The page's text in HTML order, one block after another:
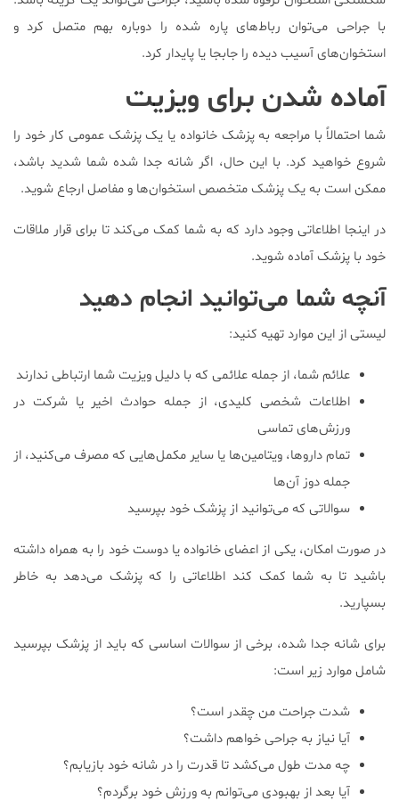
با جراحی می‌توان رباط‌های پاره شده را دوباره بهم متصل کرد و
استخوان‌های آسیب دیده را جابجا یا پایدار کرد.
آماده شدن برای ویزیت
شما احتمالاً با مراجعه به پزشک خانواده یا یک پزشک عمومی کار خود را
شروع خواهید کرد. با این حال‌، اگر شانه جدا شده شما شدید باشد‌،
ممکن است به یک پزشک متخصص استخوان‌ها و مفاصل ارجاع شوید.
در اینجا اطلاعاتی وجود دارد که به شما کمک می‌کند تا برای قرار ملاقات
خود با پزشک آماده شوید.
آنچه شما می‌توانید انجام دهید
لیستی از این موارد تهیه کنید:
علائم شما‌، از جمله علائمی که با دلیل ویزیت شما ارتباطی ندارند
اطلاعات شخصی کلیدی‌، از جمله حوادث اخیر یا شرکت در
ورزش‌های تماسی
تمام داروها‌، ویتامین‌ها یا سایر مکمل‌هایی که مصرف می‌کنید‌، از
جمله دوز آن‌ها
سوالاتی که می‌توانید از پزشک خود بپرسید
در صورت امکان‌، یکی از اعضای خانواده یا دوست خود را به همراه داشته
باشید تا به شما کمک کند اطلاعاتی را که پزشک می‌دهد به خاطر
بسپارید.
برای شانه جدا شده‌، برخی از سوالات اساسی که باید از پزشک بپرسید
شامل موارد زیر است:
شدت جراحت من چقدر است؟
آیا نیاز به جراحی خواهم داشت؟
چه مدت طول می‌کشد تا قدرت را در شانه خود بازیابم؟
آیا بعد از بهبودی می‌توانم به ورزش خود برگردم؟